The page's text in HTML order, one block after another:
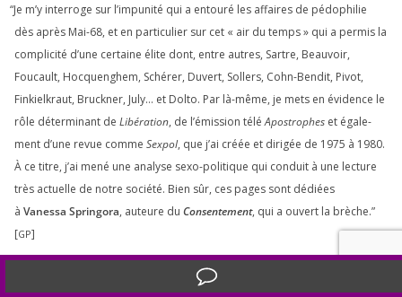
“Je m’y inter­roge sur l’impunité qui a entou­ré les affaires de pédo­phi­lie
dès après Mai-68, et en par­ti­cu­lier sur cet « air du temps » qui a per­mis la
com­pli­ci­té d’une cer­taine élite dont, entre autres, Sartre, Beauvoir,
Foucault, Hocquenghem, Schérer, Duvert, Sollers, Cohn-Bendit, Pivot,
Finkielkraut, Bruckner, July… et Dolto. Par là-même, je mets en évi­dence le
rôle déter­mi­nant de Libération, de l’émission téléApostrophes et éga­le­
ment d’une revue comme Sexpol, que j’ai créée et diri­gée de 1975 à 1980.
À ce titre, j’ai mené une ana­lyse sexo-poli­tique qui conduit à une lec­ture
très actuelle de notre socié­té. Bien sûr, ces pages sont dédiées
à Vanessa Springora, auteure du Consentement, qui a ouvert la brèche.”
[GP]
€ –ISBN